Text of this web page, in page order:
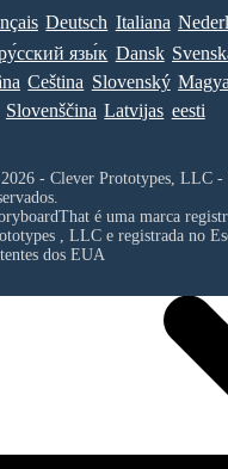
Deutsch Italiana
язы́к Dansk
Ceština Slovenský
Slovenščina Latvijas eesti
- Clever Prototypes, LLC -
é uma marca
, LLCe registrada no
dos EUA